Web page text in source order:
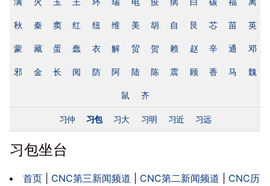
秋 秦 窦 红 纽 维 美 胡 自 艮 芯 苗 英
蒙 藏 蛋 蠢 衣 解 贸 贺 赖 赵 辛 通 邓
邪 金 长 阅 防 阿 陆 陈 震 顾 香 马 魏
鼠 齐
习仲 习包 习大 习明 习近 习远
习包坐台
首页 CNC第三新闻频道 CNC第二新闻频道
CNC历